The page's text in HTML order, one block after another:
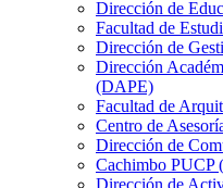
Dirección de
Facultad de
Dirección de
Dirección
(DAPE)
Facultad de
Centro de
Dirección de
Cachimbo PUCP
Dirección de